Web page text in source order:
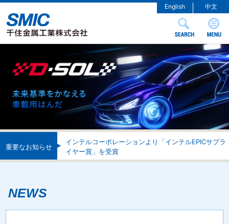
中文
English
重要なお知らせ
インテルコーポレーションより「インテルEPICサプラ
イヤー賞」を受賞
NEWS